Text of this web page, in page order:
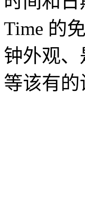
Time 的
钟外观
等该有的